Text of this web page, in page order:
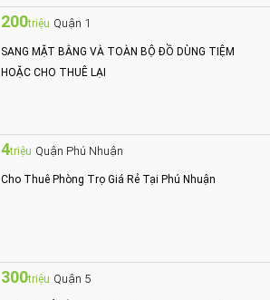
200triệu Quận 1
SANG MẶT BẰNG VÀ TOÀN BỘ ĐỒ DÙNG TIỆM
HOẶC CHO THUÊ LẠI
4triệu Quận Phú Nhuận
Cho Thuê Phòng Trọ Giá Rẻ Tại Phú Nhuận
300triệu Quận 5